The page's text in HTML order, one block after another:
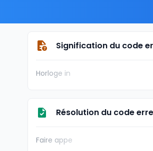
Signification du code
Horloge in
Résolution du code
Faire appe